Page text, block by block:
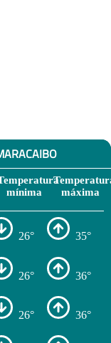
mínima
máxima
26° 35°
26° 36°
26° 36°